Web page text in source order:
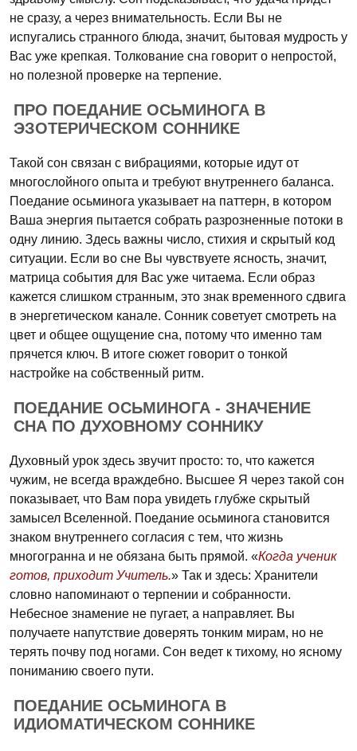
не сразу, а через внимательность. Если Вы не
испугались странного блюда, значит, бытовая мудрость у
Вас уже крепкая. Толкование сна говорит о непростой,
но полезной проверке на терпение.
ПРО ПОЕДАНИЕ ОСЬМИНОГА В
ЭЗОТЕРИЧЕСКОМ СОННИКЕ
Такой сон связан с вибрациями, которые идут от
многослойного опыта и требуют внутреннего баланса.
Поедание осьминога указывает на паттерн, в котором
Ваша энергия пытается собрать разрозненные потоки в
одну линию. Здесь важны число, стихия и скрытый код
ситуации. Если во сне Вы чувствуете ясность, значит,
матрица события для Вас уже читаема. Если образ
кажется слишком странным, это знак временного сдвига
в энергетическом канале. Сонник советует смотреть на
цвет и общее ощущение сна, потому что именно там
прячется ключ. В итоге сюжет говорит о тонкой
настройке на собственный ритм.
ПОЕДАНИЕ ОСЬМИНОГА - ЗНАЧЕНИЕ
СНА ПО ДУХОВНОМУ СОННИКУ
Духовный урок здесь звучит просто: то, что кажется
чужим, не всегда враждебно. Высшее Я через такой сон
показывает, что Вам пора увидеть глубже скрытый
замысел Вселенной. Поедание осьминога становится
знаком внутреннего согласия с тем, что жизнь
многогранна и не обязана быть прямой. «Когда ученик
готов, приходит Учитель.» Так и здесь: Хранители
словно напоминают о терпении и собранности.
Небесное знамение не пугает, а направляет. Вы
получаете напутствие доверять тонким мирам, но не
терять почву под ногами. Сон ведет к тихому, но ясному
пониманию своего пути.
ПОЕДАНИЕ ОСЬМИНОГА В
ИДИОМАТИЧЕСКОМ СОННИКЕ